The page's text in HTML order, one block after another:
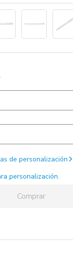
Clip Amarillo
de personalización
personalización.
Comprar